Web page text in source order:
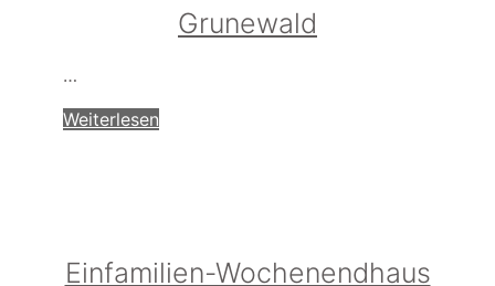
Grunewald
…
Weiterlesen
Einfamilien-Wochenendhaus